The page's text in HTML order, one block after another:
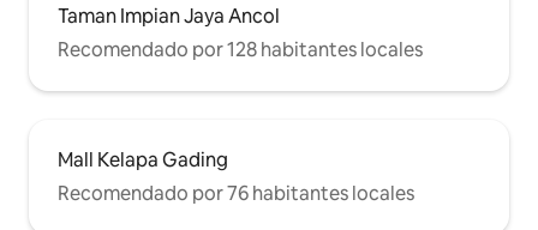
Taman Impian Jaya Ancol
Recomendado por 128 habitantes locales
Mall Kelapa Gading
Recomendado por 76 habitantes locales